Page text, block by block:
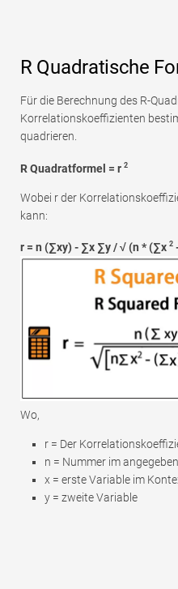
R Quadratische
Für die Berechnung des R-
Korrelationskoeffizienten
quadrieren.
R Quadratformel = r 2
Wobei r der
kann:
r = n (∑xy) - ∑x ∑y / √ (n * (∑x 2
Wo,
r = Der
n = Nummer im
x = erste Variable im
y = zweite Variable